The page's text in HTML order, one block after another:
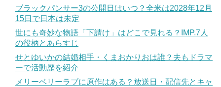
ブラックパンサー3の公開日はいつ？全米は2028年12月
15日で日本は未定
世にも奇妙な物語「下請け」はどこで見れる？IMP.7人
の役柄とあらすじ
せとゆいかの結婚相手・くまおかりおは誰？夫もドラマ
ーで活動歴を紹介
メリーベリーラブに原作はある？放送日・配信先とキャ